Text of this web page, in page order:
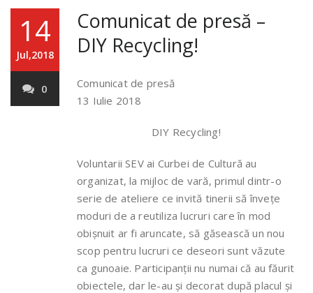
14
Jul,2018
0
Comunicat de presă –
DIY Recycling!
Comunicat de presă
13 Iulie 2018
DIY Recycling!
Voluntarii SEV ai Curbei de Cultură au
organizat, la mijloc de vară, primul dintr-o
serie de ateliere ce invită tinerii să învețe
moduri de a reutiliza lucruri care în mod
obișnuit ar fi aruncate, să găsească un nou
scop pentru lucruri ce deseori sunt văzute
ca gunoaie. Participanții nu numai că au făurit
obiectele, dar le-au și decorat după placul și